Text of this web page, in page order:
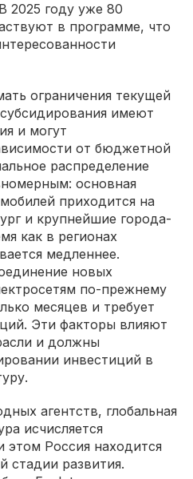
2025 году уже 80
в программе, что
ограничения текущей
имеют
и могут
от бюджетной
распределение
основная
приходится на
и крупнейшие города-
как в регионах
медленнее.
новых
по-прежнему
месяцев и требует
Эти факторы влияют
и должны
инвестиций в
агентств, глобальная
исчисляется
этом Россия находится
стадии развития.